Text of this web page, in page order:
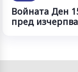
Войната Ден
пред